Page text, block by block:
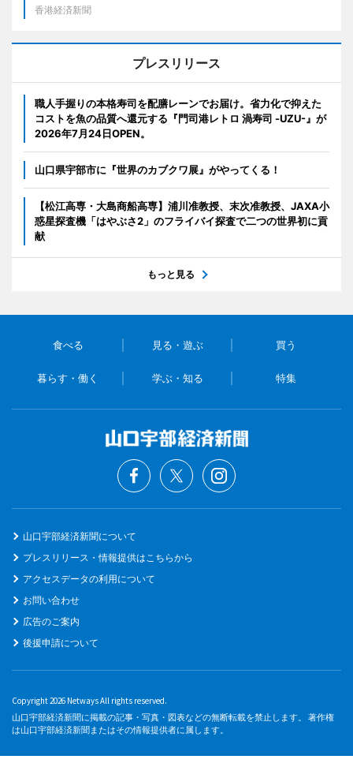
香港経済新聞
プレスリリース
職人手握りの本格寿司を配膳レーンでお届け。省力化で抑えた
コストを魚の品質へ還元する『門司港レトロ 渦寿司 -UZU-』が
2026年7月24日OPEN。
山口県宇部市に『世界のカブクワ展』がやってくる！
【松江高専・大島商船高専】浦川准教授、末次准教授、JAXA小
惑星探査機「はやぶさ2」のフライバイ探査で二つの世界初に貢
献
もっと見る
食べる 見る・遊ぶ 買う
暮らす・働く 学ぶ・知る 特集
山口宇部経済新聞について
プレスリリース・情報提供はこちらから
アクセスデータの利用について
お問い合わせ
広告のご案内
後援申請について
Copyright 2026 Netways All rights reserved.
山口宇部経済新聞に掲載の記事・写真・図表などの無断転載を禁止します。 著作権
は山口宇部経済新聞またはその情報提供者に属します。